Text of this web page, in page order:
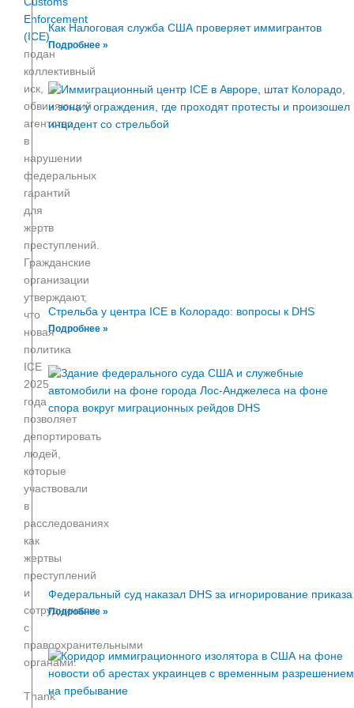
Enforcement
(ICE)
подан
коллективный
иск,
обвиняющий
агентство
в
нарушении
федеральных
гарантий
для
жертв
преступлений.
Гражданские
организации
утверждают,
что
новая
политика
ICE
2025
года
позволяет
депортировать
людей,
которые
участвовали
в
расследованиях
как
жертвы
преступлений
и
сотрудничали
с
правоохранительными
органами.
Thank
Как Налоговая служба США проверяет иммигрантов
Подробнее »
Стрельба у центра ICE в Колорадо: вопросы к DHS
Подробнее »
Федеральный суд наказал DHS за игнорирование приказа
Подробнее »